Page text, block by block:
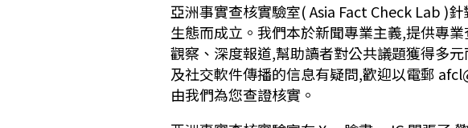
亞洲事實查核實驗室(Asia Fact Check Lab )針
生態而成立。我們本於新聞專業主義,提供專
觀察、深度報道,幫助讀者對公共議題獲得多
及社交軟件傳播的信息有疑問,歡迎以電郵
由我們為您查證核實。